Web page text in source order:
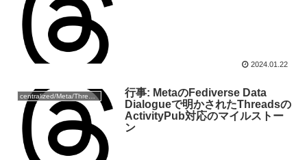
2024.01.22
centralized/Meta/Threads
行事: MetaのFediverse Data
Dialogueで明かされたThreadsの
ActivityPub対応のマイルストー
ン